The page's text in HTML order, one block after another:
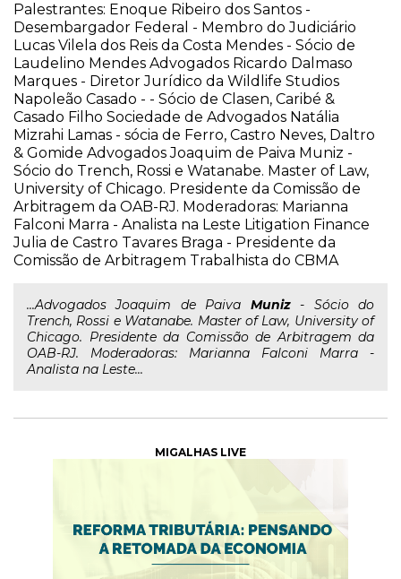
Palestrantes: Enoque Ribeiro dos Santos -
Desembargador Federal - Membro do Judiciário
Lucas Vilela dos Reis da Costa Mendes - Sócio de
Laudelino Mendes Advogados Ricardo Dalmaso
Marques - Diretor Jurídico da Wildlife Studios
Napoleão Casado - - Sócio de Clasen, Caribé &
Casado Filho Sociedade de Advogados Natália
Mizrahi Lamas - sócia de Ferro, Castro Neves, Daltro
& Gomide Advogados Joaquim de Paiva Muniz -
Sócio do Trench, Rossi e Watanabe. Master of Law,
University of Chicago. Presidente da Comissão de
Arbitragem da OAB-RJ. Moderadoras: Marianna
Falconi Marra - Analista na Leste Litigation Finance
Julia de Castro Tavares Braga - Presidente da
Comissão de Arbitragem Trabalhista do CBMA
...Advogados Joaquim de Paiva Muniz- Sócio do
Trench, Rossi e Watanabe. Master of Law, University of
Chicago. Presidente da Comissão de Arbitragem da
OAB-RJ. Moderadoras: Marianna Falconi Marra -
Analista na Leste...
MIGALHAS LIVE